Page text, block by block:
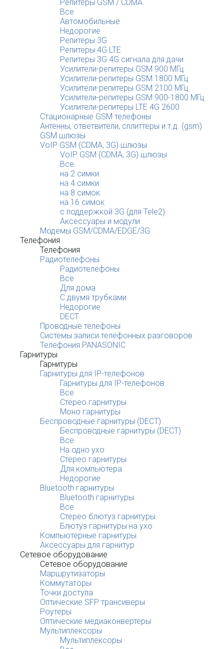
Репитеры GSM / CDMA
Все
Автомобильные
Недорогие
Репитеры 3G
Репитеры 4G LTE
Репитеры 3G 4G сигнала для дачи
Усилители-репитеры GSM 900 МГц
Усилители-репитеры GSM 1800 МГц
Усилители-репитеры GSM 2100 МГц
Усилители-репитеры GSM 900-1800 МГц
Усилители-репитеры LTE 4G 2600
Стационарные GSM телефоны
Антенны, ответвители, сплиттеры и т.д. (gsm)
GSM шлюзы
VoIP GSM (CDMA, 3G) шлюзы
VoIP GSM (CDMA, 3G) шлюзы
Все
на 2 симки
на 4 симки
на 8 симок
на 16 симок
с поддержкой 3G (для Tele2)
Аксессуары и модули
Модемы GSM/CDMA/EDGE/3G
Телефония
Телефония
Радиотелефоны
Радиотелефоны
Все
Для дома
С двумя трубками
Недорогие
DECT
Проводные телефоны
Системы записи телефонных разговоров
Телефония PANASONIC
Гарнитуры
Гарнитуры
Гарнитуры для IP-телефонов
Гарнитуры для IP-телефонов
Все
Стерео гарнитуры
Моно гарнитуры
Беспроводные гарнитуры (DECT)
Беспроводные гарнитуры (DECT)
Все
На одно ухо
Стерео гарнитуры
Для компьютера
Недорогие
Bluetooth гарнитуры
Bluetooth гарнитуры
Все
Стерео блютуз гарнитуры
Блютуз гарнитуры на ухо
Компьютерные гарнитуры
Аксессуары для гарнитур
Сетевое оборудование
Сетевое оборудование
Маршрутизаторы
Коммутаторы
Точки доступа
Оптические SFP трансиверы
Роутеры
Оптические медиаконвертеры
Мультиплексоры
Мультиплексоры